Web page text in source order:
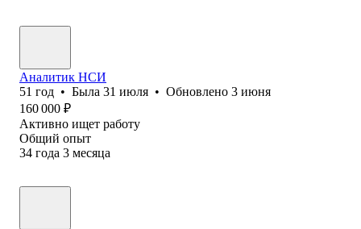
Аналитик НСИ
51 год • Была 31 июля • Обновлено 3 июня
160 000 ₽
Активно ищет работу
Общий опыт
34 года 3 месяца